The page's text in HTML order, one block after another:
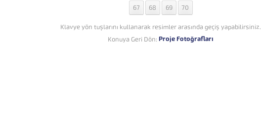
67 68 69 70
Klavye yön tuşlarını kullanarak resimler arasında geçiş yapabilirsiniz.
Konuya Geri Dön: Proje Fotoğrafları